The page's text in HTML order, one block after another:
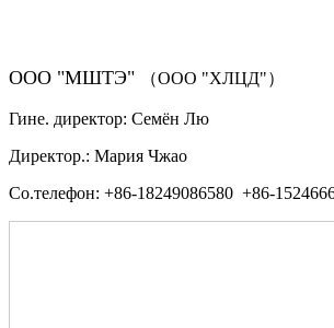
ООО "МШТЭ" （ООО "ХЛЦД"）
Гине. директор: Семён Лю
Директор.: Мария Чжао
Со.телефон: +86-18249086580 +86-